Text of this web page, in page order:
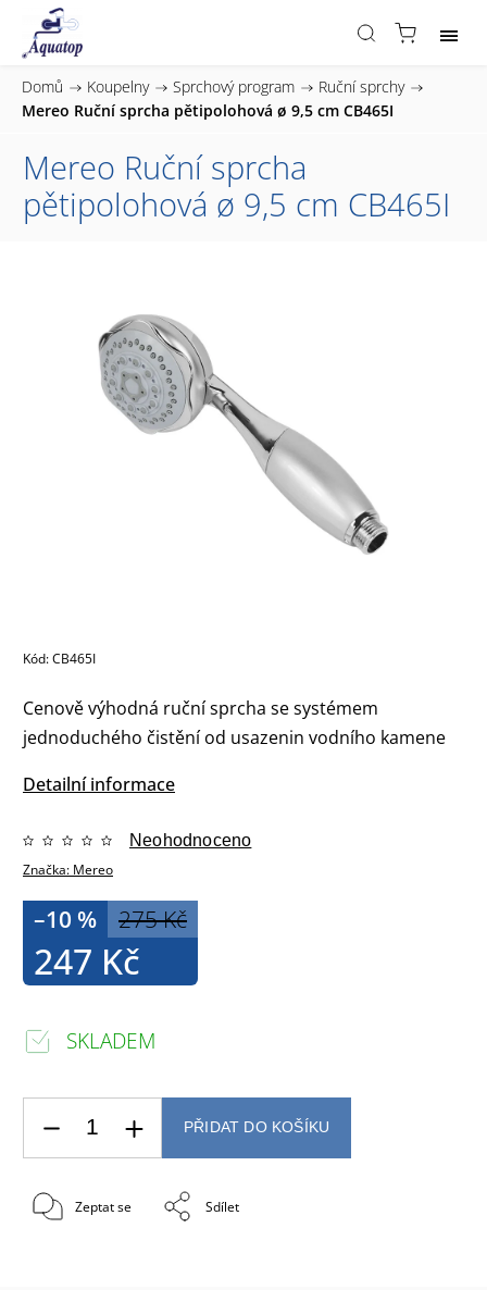
Domů / Koupelny / Sprchový program / Ruční sprchy /
Mereo Ruční sprcha pětipolohová ø 9,5 cm CB465I
Mereo Ruční sprcha
pětipolohová ø 9,5 cm CB465I
Kód:CB465I
Cenově výhodná ruční sprcha se systémem
jednoduchého čistění od usazenin vodního kamene
Detailní informace
Značka: Mereo
Neohodnoceno
275 Kč
–10 %
247 Kč
SKLADEM
PŘIDAT DO KOŠÍKU
Zeptat se Sdílet